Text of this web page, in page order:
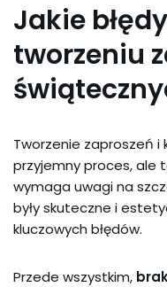
Jakie
tworzeniu
Tworzenie zaproszeń
przyjemny proces, ale
wymaga uwagi na
były skuteczne i
kluczowych błędów.
Przede wszystkim,